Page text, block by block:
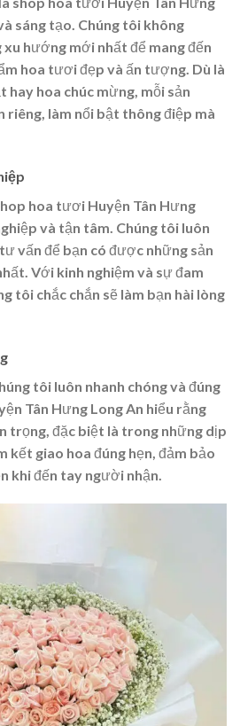
sáng tạo. Chúng tôi không
hướng mới nhất để mang đến
hoa tươi đẹp và ấn tượng. Dù là
hay hoa chúc mừng, mỗi sản
riêng, làm nổi bật thông điệp mà
hoa tươi Huyện Tân Hưng
và tận tâm. Chúng tôi luôn
vấn để bạn có được những sản
Với kinh nghiệm và sự đam
tôi chắc chắn sẽ làm bạn hài lòng
tôi luôn nhanh chóng và đúng
Tân Hưng Long An hiểu rằng
trọng, đặc biệt là trong những dịp
kết giao hoa đúng hẹn, đảm bảo
khi đến tay người nhận.